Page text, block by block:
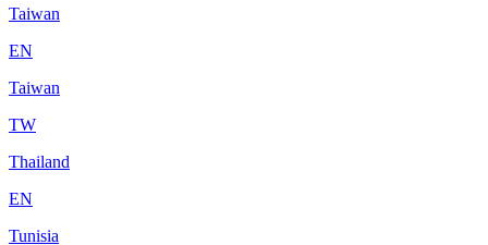
Taiwan
EN
Taiwan
TW
Thailand
EN
Tunisia